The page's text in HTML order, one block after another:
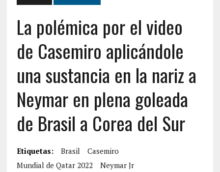
La polémica por el video
de Casemiro aplicándole
una sustancia en la nariz a
Neymar en plena goleada
de Brasil a Corea del Sur
Etiquetas: Brasil
Casemiro
Mundial de Qatar 2022
Neymar Jr